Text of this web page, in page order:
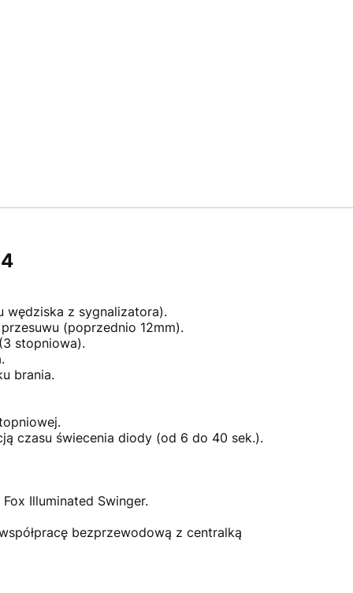
wędziska z sygnalizatora).
(poprzednio 12mm).
stopniowa).
brania.
czasu świecenia diody (od 6 do 40 sek.).
Illuminated Swinger.
bezprzewodową z centralką